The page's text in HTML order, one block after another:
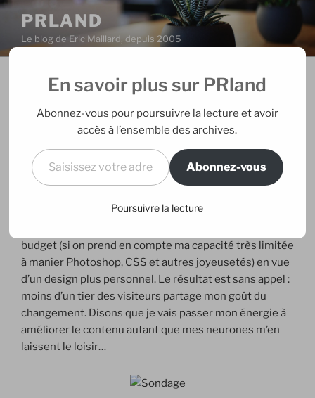
Aller
contenu
principal
PRLAND
Le blog de Eric Maillard, depuis 2005
PUBLIÉ
22/03/2006PARERIC
Vox Populi
visiteurs de ce blog à voter pour ou contre le
changement du graphisme de PRland. Sans doute
à me lasser suffisamment de cet habillage typepadien
budget (si on prend en compte ma capacité très limitée
à manier Photoshop, CSS et autres joyeusetés) en vue
d’un design plus personnel. Le résultat est sans appel :
moins d’un tier des visiteurs partage mon goût du
changement. Disons que je vais passer mon énergie à
améliorer le contenu autant que mes neurones m’en
laissent le loisir…
En savoir plus sur PRland
Abonnez-vous pour poursuivre la lecture et avoir
accès à l’ensemble des archives.
Saisissez votre adresse e-mail…
Abonnez-vous
Poursuivre la lecture